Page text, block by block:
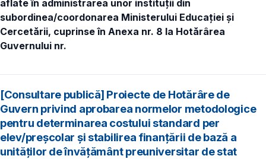
aflate în administrarea unor instituții din
subordinea/coordonarea Ministerului Educației și
Cercetării, cuprinse în Anexa nr. 8 la Hotărârea
Guvernului nr.
[Consultare publică] Proiecte de Hotărâre de
Guvern privind aprobarea normelor metodologice
pentru determinarea costului standard per
elev/preşcolar şi stabilirea finanţării de bază a
unităţilor de învăţământ preuniversitar de stat